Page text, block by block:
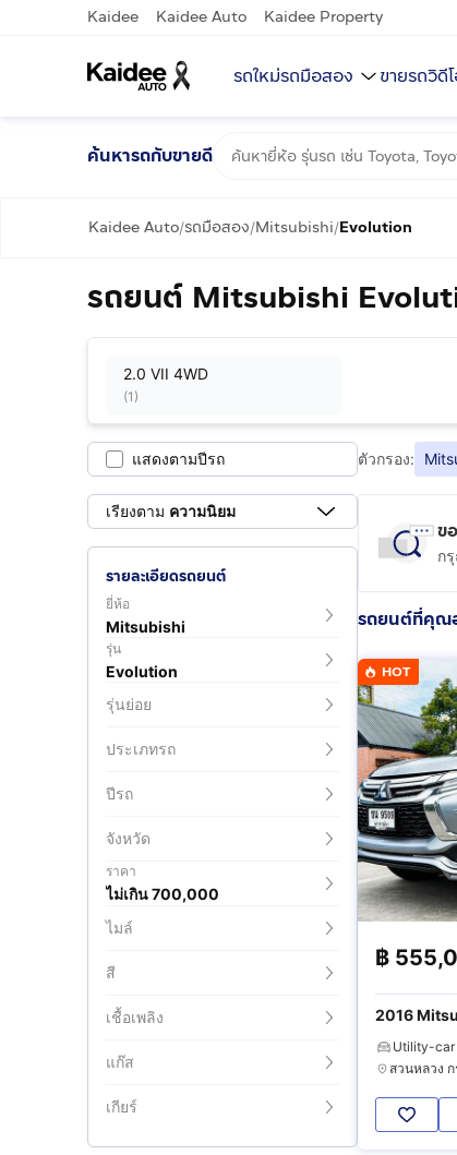
Kaidee Kaidee Auto Kaidee Property
รถใหม่รถมือสอง ขายรถวิดี
ค้นหารถกับขายดี
Kaidee Auto/รถมือสอง/Mitsubishi/Evolution
รถยนต์ Mitsubishi
2.0 VII 4WD
(1 )
แสดงตามปีรถ
เรียงตาม ความนิยม
รายละเอียดรถยนต์
ยี่ห้อ
Mitsubishi
รุ่น
Evolution
รุ่นย่อย
ประเภทรถ
ปีรถ
จังหวัด
ราคา
ไม่เกิน 700,000
ไมล์
สี
เชื้อเพลิง
แก๊ส
เกียร์
ตัวกรอง:
ข
ก
รถยนต์ที่คุณ
HOT
฿
2016
Utility-car